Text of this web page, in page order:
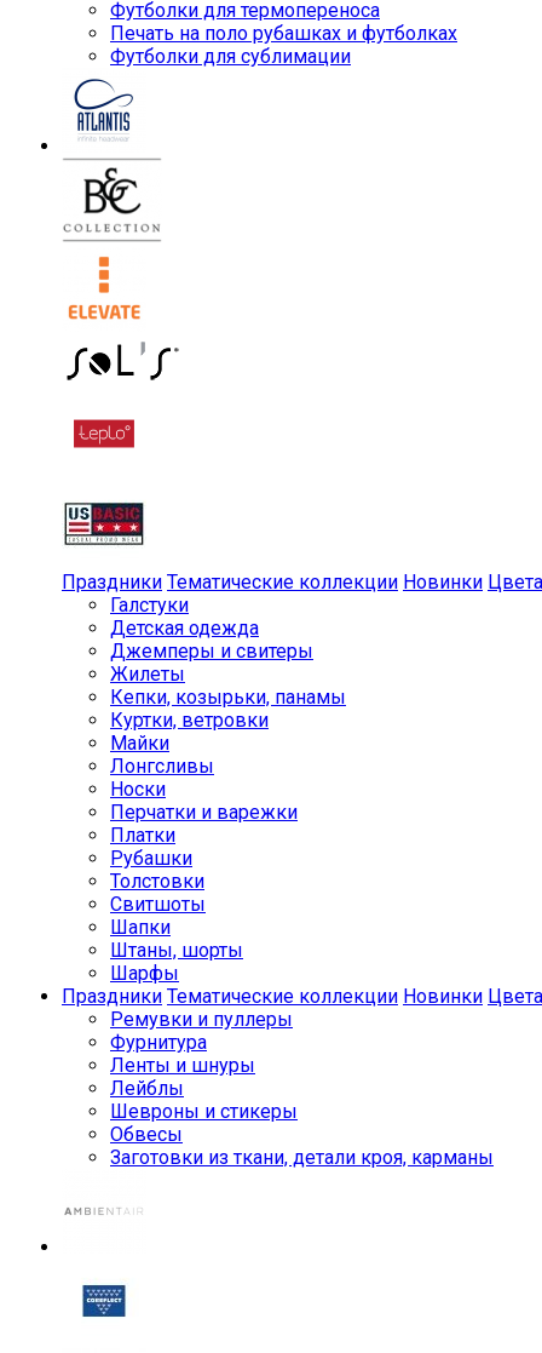
Футболки для термопереноса
Печать на поло рубашках и футболках
Футболки для сублимации
Праздники Тематические коллекции Новинки Цвета
Галстуки
Детская одежда
Джемперы и свитеры
Жилеты
Кепки, козырьки, панамы
Куртки, ветровки
Майки
Лонгсливы
Носки
Перчатки и варежки
Платки
Рубашки
Толстовки
Свитшоты
Шапки
Штаны, шорты
Шарфы
Праздники Тематические коллекции Новинки Цвета
Ремувки и пуллеры
Фурнитура
Ленты и шнуры
Лейблы
Шевроны и стикеры
Обвесы
Заготовки из ткани, детали кроя, карманы